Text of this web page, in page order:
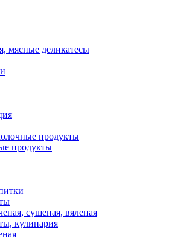
мясные деликатесы
продукты
продукты
сушеная, вяленая
кулинария